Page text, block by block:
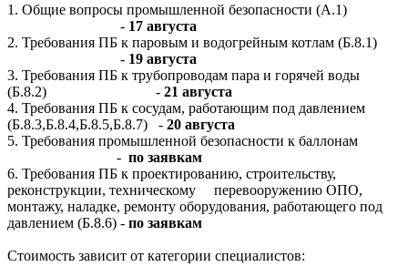
1. Общие вопросы промышленной безопасности (А.1)
- 17 августа
2. Требования ПБ к паровым и водогрейным котлам (Б.8.1)
- 19 августа
3. Требования ПБ к трубопроводам пара и горячей воды
(Б.8.2) - 21 августа
4. Требования ПБ к сосудам, работающим под давлением
(Б.8.3,Б.8.4,Б.8.5,Б.8.7) - 20 августа
5. Требования промышленной безопасности к баллонам
- по заявкам
6. Требования ПБ к проектированию, строительству,
реконструкции, техническому перевооружению ОПО,
монтажу, наладке, ремонту оборудования, работающего под
давлением (Б.8.6) - по заявкам
Стоимость зависит от категории специалистов: